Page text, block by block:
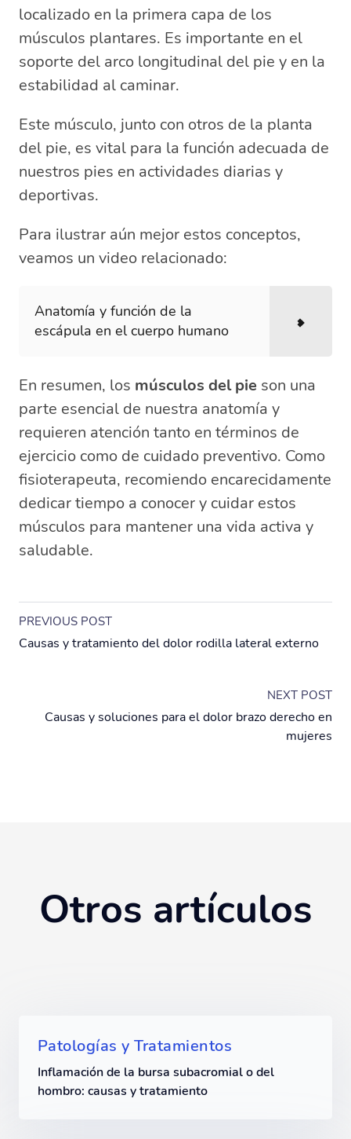
localizado en la primera capa de los
músculos plantares. Es importante en el
soporte del arco longitudinal del pie y en la
estabilidad al caminar.
Este músculo, junto con otros de la planta
del pie, es vital para la función adecuada de
nuestros pies en actividades diarias y
deportivas.
Para ilustrar aún mejor estos conceptos,
veamos un video relacionado:
Anatomía y función de la
escápula en el cuerpo humano
En resumen, los músculos del pie son una
parte esencial de nuestra anatomía y
requieren atención tanto en términos de
ejercicio como de cuidado preventivo. Como
fisioterapeuta, recomiendo encarecidamente
dedicar tiempo a conocer y cuidar estos
músculos para mantener una vida activa y
saludable.
PREVIOUS POST
Causas y tratamiento del dolor rodilla lateral externo
NEXT POST
Causas y soluciones para el dolor brazo derecho en
mujeres
Otros artículos
Patologías y Tratamientos
Inflamación de la bursa subacromial o del
hombro: causas y tratamiento